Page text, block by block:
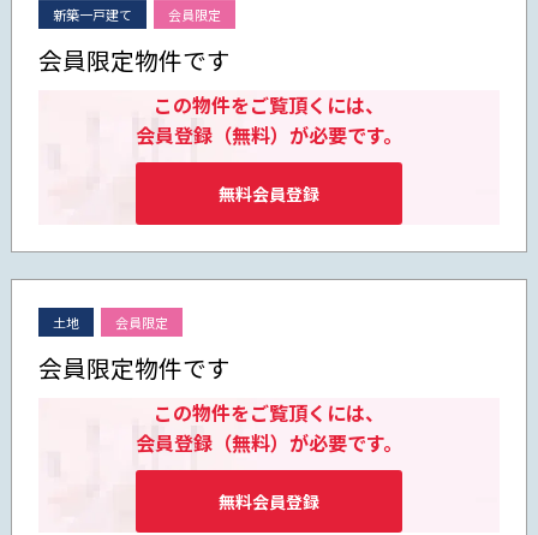
新築一戸建て 会員限定
会員限定物件です
この物件をご覧頂くには、
会員登録（無料）が必要です。
無料会員登録
土地 会員限定
会員限定物件です
この物件をご覧頂くには、
会員登録（無料）が必要です。
無料会員登録